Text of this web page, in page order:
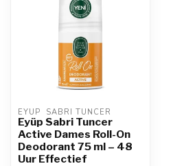
EYUP  SABRI TUNCER
Eyüp Sabri Tuncer
Active Dames Roll-On
Deodorant 75 ml – 48
Uur Effectief